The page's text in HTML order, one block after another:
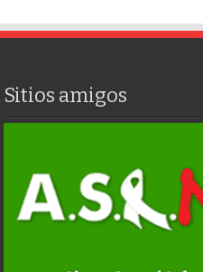
Sitios amigos